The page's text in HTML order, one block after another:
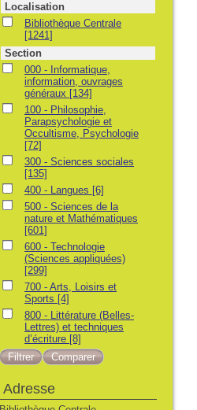
Localisation
Bibliothèque Centrale
[1241]
Section
000 - Informatique,
information, ouvrages
généraux [134]
100 - Philosophie,
Parapsychologie et
Occultisme, Psychologie
[72]
300 - Sciences sociales
[135]
400 - Langues [6]
500 - Sciences de la
nature et Mathématiques
[601]
600 - Technologie
(Sciences appliquées)
[299]
700 - Arts, Loisirs et
Sports [4]
800 - Littérature (Belles-
Lettres) et techniques
d’écriture [8]
Adresse